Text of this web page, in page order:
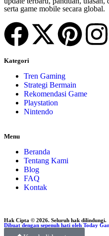
serta game mobile secara global.
Kategori
Tren Gaming
Strategi Bermain
Rekomendasi Game
Playstation
Nintendo
Menu
Beranda
Tentang Kami
Blog
FAQ
Kontak
Hak Cipta © 2026. Seluruh hak dilindungi.
Dibuat dengan sepenuh hati oleh Today